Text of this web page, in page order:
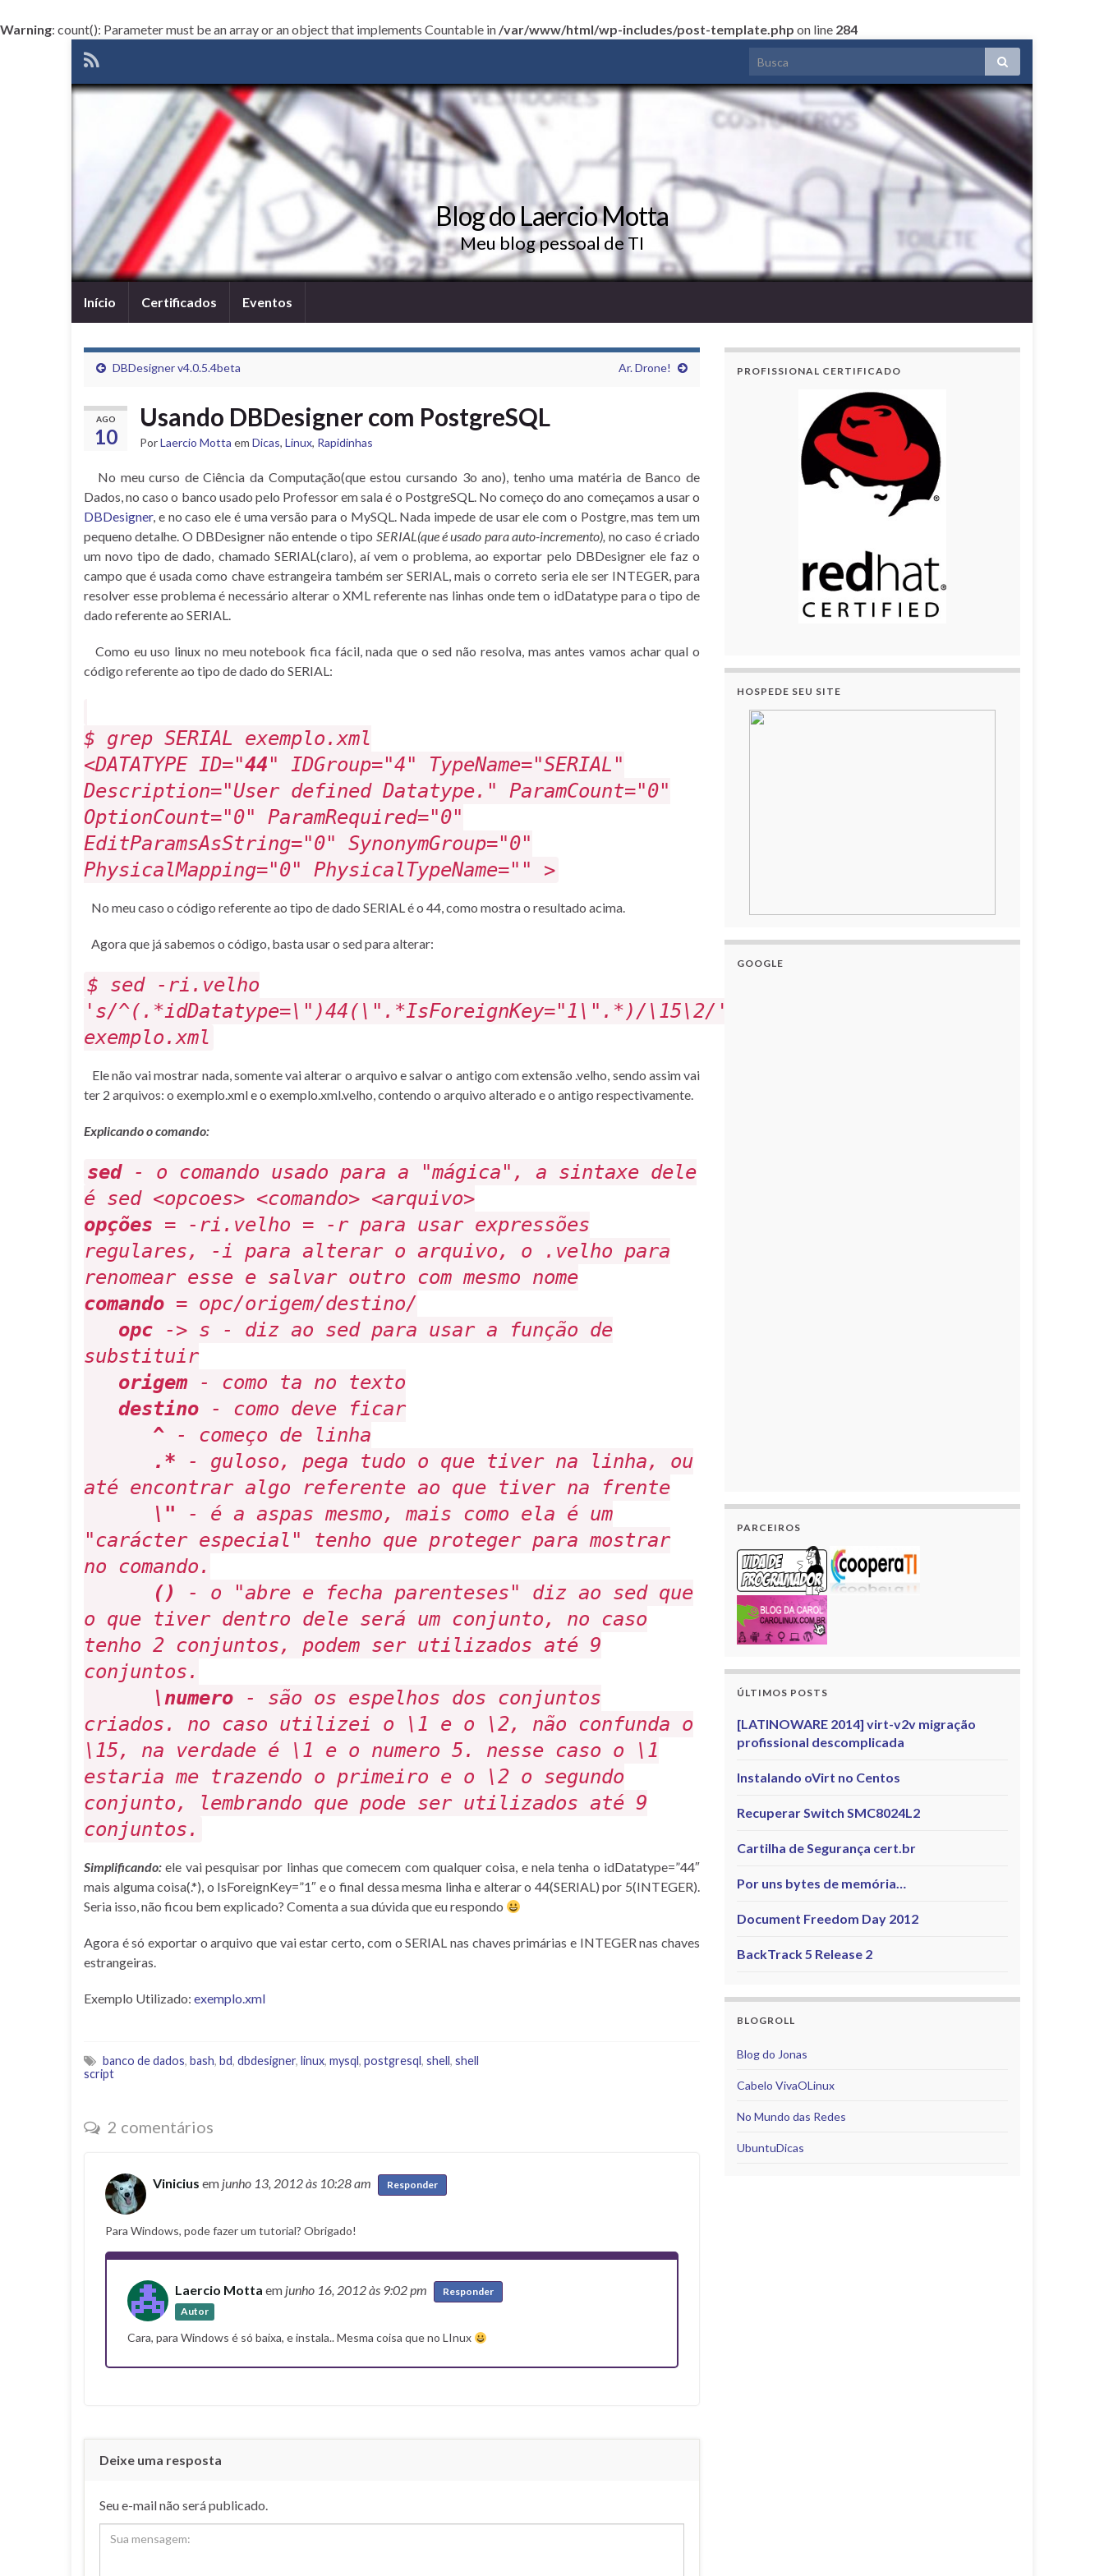
Warning: count(): Parameter must be an array or an object that implements Countable in/var/www/html/wp-includes/post-template.php on line 284
Blog do Laercio Motta
Meu blog pessoal de TI
Início Certificados Eventos
DBDesigner v4.0.5.4beta Ar. Drone!
AGO
10
Usando DBDesigner com PostgreSQL
PorLaercio Motta em Dicas, Linux, Rapidinhas
No meu curso de Ciência da Computação(que estou cursando 3o ano), tenho uma matéria de Banco de
Dados, no caso o banco usado pelo Professor em sala é o PostgreSQL. No começo do ano começamos a usar o
DBDesigner, e no caso ele é uma versão para o MySQL. Nada impede de usar ele com o Postgre, mas tem um
pequeno detalhe. O DBDesigner não entende o tipo SERIAL(que é usado para auto-incremento), no caso é criado
um novo tipo de dado, chamado SERIAL(claro), aí vem o problema, ao exportar pelo DBDesigner ele faz o
campo que é usada como chave estrangeira também ser SERIAL, mais o correto seria ele ser INTEGER, para
resolver esse problema é necessário alterar o XML referente nas linhas onde tem o idDatatype para o tipo de
dado referente ao SERIAL.
Como eu uso linux no meu notebook fica fácil, nada que o sed não resolva, mas antes vamos achar qual o
código referente ao tipo de dado do SERIAL:
$ grep SERIAL exemplo.xml
<DATATYPE ID="44" IDGroup="4" TypeName="SERIAL"
Description="User defined Datatype." ParamCount="0"
OptionCount="0" ParamRequired="0"
EditParamsAsString="0" SynonymGroup="0"
PhysicalMapping="0" PhysicalTypeName="" >
No meu caso o código referente ao tipo de dado SERIAL é o 44, como mostra o resultado acima.
Agora que já sabemos o código, basta usar o sed para alterar:
$ sed -ri.velho
's/^(.*idDatatype=\")44(\".*IsForeignKey="1\".*)/\15\2/'
exemplo.xml
Ele não vai mostrar nada, somente vai alterar o arquivo e salvar o antigo com extensão .velho, sendo assim vai
ter 2 arquivos: o exemplo.xml e o exemplo.xml.velho, contendo o arquivo alterado e o antigo respectivamente.
Explicando o comando:
sed- o comando usado para a "mágica", a sintaxe dele
é sed <opcoes> <comando> <arquivo>
opções = -ri.velho = -rpara usar expressões
regulares,
-i para alterar o arquivo, o .velho para
renomear esse e salvar outro com mesmo nome
comando = opc/origem/destino/
opc -> s - diz ao sed para usar a função de
substituir
origem - como ta no texto
destino - como deve ficar
^ - começo de linha
.* - guloso, pega tudo o que tiver na linha, ou
até encontrar algo referente ao que tiver na frente
\" - é a aspas mesmo, mais como ela é um
"carácter especial" tenho que proteger para mostrar
no comando.
()
- o "abre e fecha parenteses" diz ao sed que
o que tiver dentro dele será um conjunto, no caso
tenho 2 conjuntos, podem ser utilizados até 9
conjuntos.
\numero - são os espelhos dos conjuntos
criados. no caso utilizei o \1 e o \2, não confunda o
\15, na verdade é \1 e o numero 5. nesse caso o \1
estaria me trazendo o primeiro e o \2 o segundo
conjunto, lembrando que pode ser utilizados até 9
conjuntos.
Simplificando: ele vai pesquisar por linhas que comecem com qualquer coisa, e nela tenha o idDatatype=”44″
mais alguma coisa(.*), o IsForeignKey=”1″ e o final dessa mesma linha e alterar o 44(SERIAL) por 5(INTEGER).
Seria isso, não ficou bem explicado? Comenta a sua dúvida que eu respondo
Agora é só exportar o arquivo que vai estar certo, com o SERIAL nas chaves primárias e INTEGER nas chaves
estrangeiras.
Exemplo Utilizado: exemplo.xml
banco de dados, bash, bd, dbdesigner, linux, mysql, postgresql, shell, shell
script
2 comentários
Vinicius em junho 13, 2012às 10:28 am Responder
Para Windows, pode fazer um tutorial? Obrigado!
Laercio Motta em junho 16, 2012às 9:02 pm
Autor
Responder
Cara, para Windows é só baixa, e instala.. Mesma coisa que no LInux
Deixe uma resposta
Seu e-mail não será publicado.
PROFISSIONAL CERTIFICADO
HOSPEDE SEU SITE
GOOGLE
PARCEIROS
ÚLTIMOS POSTS
[LATINOWARE 2014] virt-v2v migração
profissional descomplicada
Instalando oVirt no Centos
Recuperar Switch SMC8024L2
Cartilha de Segurança cert.br
Por uns bytes de memória…
Document Freedom Day 2012
BackTrack 5 Release 2
BLOGROLL
Blog do Jonas
Cabelo VivaOLinux
No Mundo das Redes
UbuntuDicas